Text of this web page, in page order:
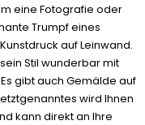
eine Fotografie oder
Trumpf eines
auf Leinwand.
Stil wunderbar mit
gibt auch Gemälde auf
wird Ihnen
kann direkt an Ihre